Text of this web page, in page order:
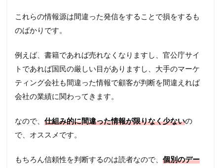
これらの情報源は間違った発信をすることで損をするも
のばかりです。
例えば、書籍であれば売れなくなりますし、官公庁サイ
トであれば国民の厳しい目がありますし、大手のマーケ
ティング会社も間違った情報で顧客が判断を間違えれば
会社の業績に関わってきます。
なので、 仕組み的に間違った情報が限りなく少ないの
で、オススメです。
もちろん信頼性を判断するのは読者なので、 個別のデー